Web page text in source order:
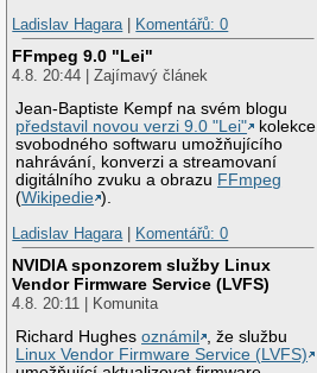
Ladislav Hagara| Komentářů: 0
FFmpeg 9.0 "Lei"
4.8. 20:44 | Zajímavý článek
Jean-Baptiste Kempf na svém blogu
představil novou verzi 9.0 "Lei"
kolekce
svobodného softwaru umožňujícího
nahrávání, konverzi a streamovaní
digitálního zvuku a obrazu FFmpeg
(Wikipedie ).
Ladislav Hagara| Komentářů: 0
NVIDIA sponzorem služby Linux
Vendor Firmware Service (LVFS)
4.8. 20:11 | Komunita
Richard Hughesoznámil
, že službu
Linux Vendor Firmware Service (LVFS)